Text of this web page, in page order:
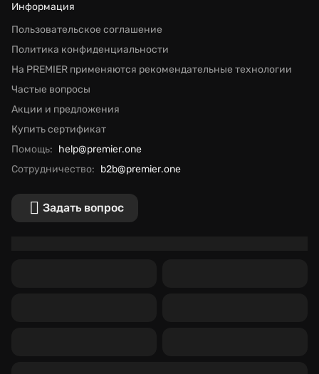
Информация
Пользовательское соглашение
Политика конфиденциальности
На PREMIER применяются рекомендательные технологии
Частые вопросы
Акции и предложения
Купить сертификат
Помощь: help@premier.one
Сотрудничество: b2b@premier.one
Задать вопрос